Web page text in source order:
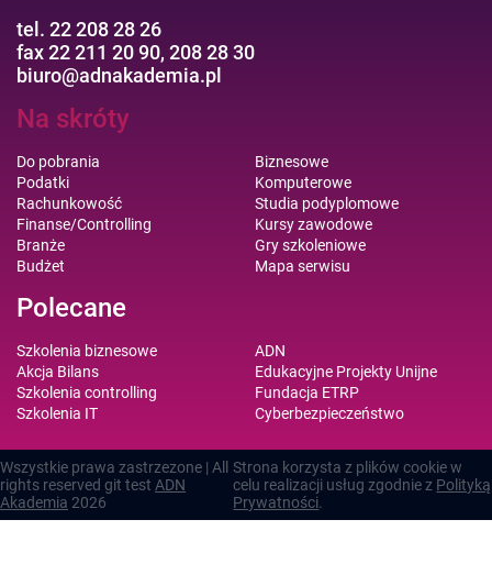
tel. 22 208 28 26
fax 22 211 20 90, 208 28 30
biuro@adnakademia.pl
Na skróty
Do pobrania
Podatki
Rachunkowość
Finanse/Controlling
Branże
Budżet
Biznesowe
Komputerowe
Studia podyplomowe
Kursy zawodowe
Gry szkoleniowe
Mapa serwisu
Polecane
Szkolenia biznesowe
Akcja Bilans
Szkolenia controlling
Szkolenia IT
ADN
Edukacyjne Projekty Unijne
Fundacja ETRP
Cyberbezpieczeństwo
Wszystkie prawa zastrzezone | All
rights reserved git test ADN
Akademia 2026
Strona korzysta z plików cookie w
celu realizacji usług zgodnie z Polityką
Prywatności.